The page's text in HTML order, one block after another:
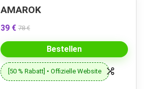
AMAROK
39 € 78 €
Bestellen
[50 % Rabatt] • Offizielle Website